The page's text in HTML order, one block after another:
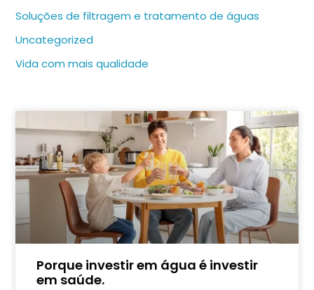
Soluções de filtragem e tratamento de águas
Uncategorized
Vida com mais qualidade
Porque investir em água é investir
em saúde.